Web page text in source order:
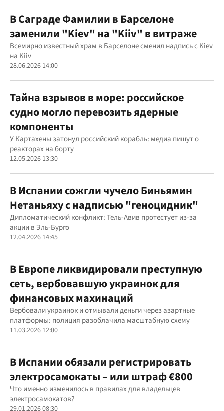
В Саграде Фамилии в Барселоне
заменили "Kiev" на "Kiiv" в витраже
Всемирно известный храм в Барселоне сменил надпись с Kiev
на Kiiv
28.06.2026 14:00
Тайна взрывов в море: российское
судно могло перевозить ядерные
компоненты
У Картахены затонул российский корабль: медиа пишут о
реакторах на борту
12.05.2026 13:30
В Испании сожгли чучело Биньямин
Нетаньяху с надписью "геноцидник"
Дипломатический конфликт: Тель-Авив протестует из-за
акции в Эль-Бурго
12.04.2026 14:45
В Европе ликвидировали преступную
сеть, вербовавшую украинок для
финансовых махинаций
Вербовали украинок и отмывали деньги через азартные
платформы: полиция разоблачила масштабную схему
11.03.2026 12:00
В Испании обязали регистрировать
электросамокаты – или штраф €800
Что именно изменилось в правилах для владельцев
электросамокатов?
29.01.2026 08:30